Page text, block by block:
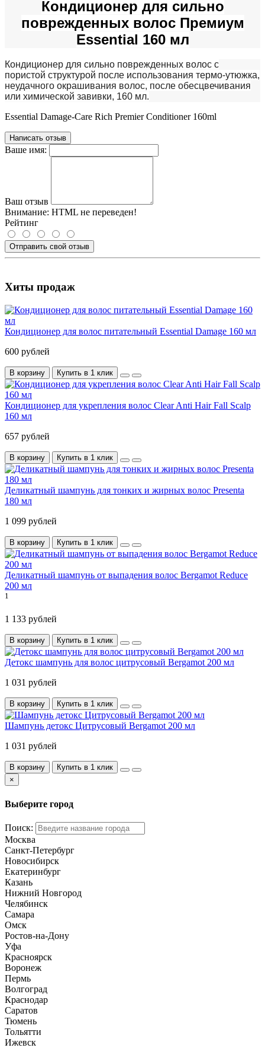
Кондиционер для сильно
поврежденных волос Премиум
Essential 160 мл
Кондиционер для сильно поврежденных волос с
пористой структурой после использования термо-утюжка,
неудачного окрашивания волос, после обесцвечивания
или химической завивки, 160 мл.
Essential Damage-Care Rich Premier Conditioner 160ml
Написать отзыв
Ваше имя:
Ваш отзыв
Внимание: HTML не переведен!
Рейтинг
Отправить свой отзыв
Хиты продаж
Кондиционер для волос питательный Essential Damage 160 мл
600 рублей
В корзину Купить в 1 клик
Кондиционер для укрепления волос Clear Anti Hair Fall Scalp
160 мл
657 рублей
В корзину Купить в 1 клик
Деликатный шампунь для тонких и жирных волос Presenta
180 мл
1 099 рублей
В корзину Купить в 1 клик
Деликатный шампунь от выпадения волос Bergamot Reduce
200 мл
1
1 133 рублей
В корзину Купить в 1 клик
Детокс шампунь для волос цитрусовый Bergamot 200 мл
1 031 рублей
В корзину Купить в 1 клик
Шампунь детокс Цитрусовый Bergamot 200 мл
1 031 рублей
В корзину
Купить в 1 клик
×
Выберите город
Поиск:
Москва
Санкт-Петербург
Новосибирск
Екатеринбург
Казань
Нижний Новгород
Челябинск
Самара
Омск
Ростов-на-Дону
Уфа
Красноярск
Воронеж
Пермь
Волгоград
Краснодар
Саратов
Тюмень
Тольятти
Ижевск